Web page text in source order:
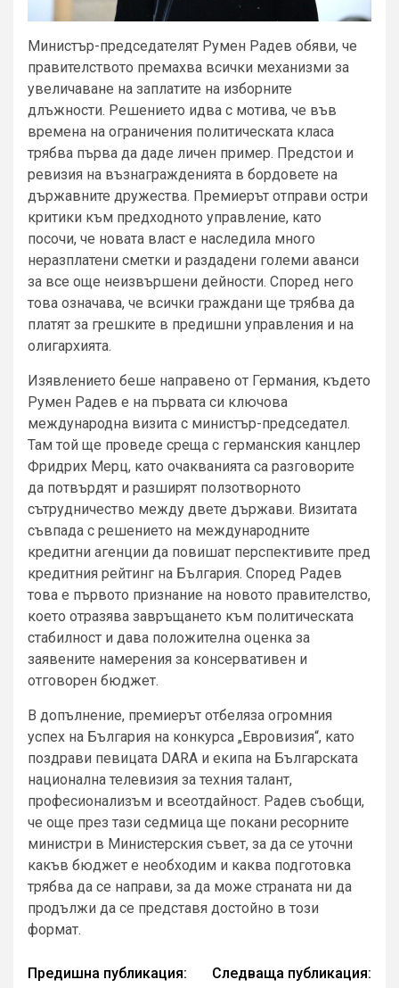
Министър-председателят Румен Радев обяви, че
правителството премахва всички механизми за
увеличаване на заплатите на изборните
длъжности. Решението идва с мотива, че във
времена на ограничения политическата класа
трябва първа да даде личен пример. Предстои и
ревизия на възнагражденията в бордовете на
държавните дружества. Премиерът отправи остри
критики към предходното управление, като
посочи, че новата власт е наследила много
неразплатени сметки и раздадени големи аванси
за все още неизвършени дейности. Според него
това означава, че всички граждани ще трябва да
платят за грешките в предишни управления и на
олигархията.
Изявлението беше направено от Германия, където
Румен Радев е на първата си ключова
международна визита с министър-председател.
Там той ще проведе среща с германския канцлер
Фридрих Мерц, като очакванията са разговорите
да потвърдят и разширят ползотворното
сътрудничество между двете държави. Визитата
съвпада с решението на международните
кредитни агенции да повишат перспективите пред
кредитния рейтинг на България. Според Радев
това е първото признание на новото правителство,
което отразява завръщането към политическата
стабилност и дава положителна оценка за
заявените намерения за консервативен и
отговорен бюджет.
В допълнение, премиерът отбеляза огромния
успех на България на конкурса „Евровизия“, като
поздрави певицата DARA и екипа на Българската
национална телевизия за техния талант,
професионализъм и всеотдайност. Радев съобщи,
че още през тази седмица ще покани ресорните
министри в Министерския съвет, за да се уточни
какъв бюджет е необходим и каква подготовка
трябва да се направи, за да може страната ни да
продължи да се представя достойно в този
формат.
Continue
Предишна публикация:
Следваща публикация: